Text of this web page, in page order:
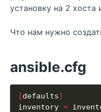
установку на 2 хоста
Что нам нужно
ansible.cfg
[defaults]
inventory =